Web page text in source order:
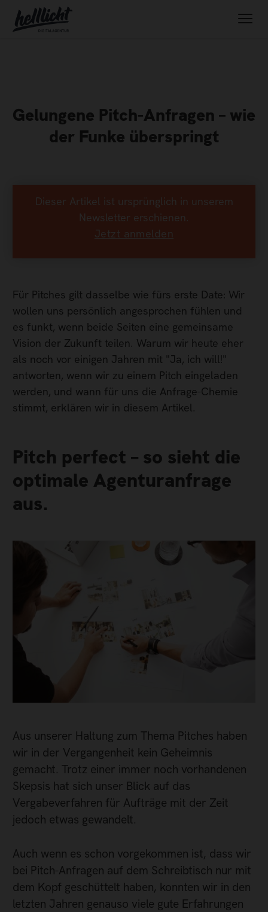
Gelungene Pitch-Anfragen – wie
der Funke überspringt
Dieser Artikel ist ursprünglich in unserem
Newsletter erschienen.
Jetzt anmelden
Für Pitches gilt dasselbe wie fürs erste Date: Wir
wollen uns persönlich angesprochen fühlen und
es funkt, wenn beide Seiten eine gemeinsame
Vision der Zukunft teilen. Warum wir heute eher
als noch vor einigen Jahren mit "Ja, ich will!"
antworten, wenn wir zu einem Pitch eingeladen
werden, und wann für uns die Anfrage-Chemie
stimmt, erklären wir in diesem Artikel.
Pitch perfect – so sieht die
optimale Agenturanfrage
aus.
Aus unserer Haltung zum Thema Pitches haben
wir in der Vergangenheit kein Geheimnis
gemacht. Trotz einer immer noch vorhandenen
Skepsis hat sich unser Blick auf das
Vergabeverfahren für Aufträge mit der Zeit
jedoch etwas gewandelt.
Auch wenn es schon vorgekommen ist, dass wir
bei Pitch-Anfragen auf dem Schreibtisch nur mit
dem Kopf geschüttelt haben, konnten wir in den
letzten Jahren genauso viele gute Erfahrungen